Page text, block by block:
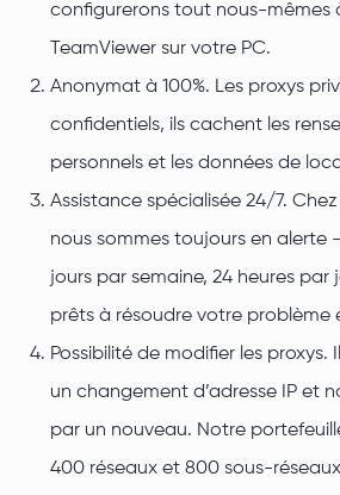
configurerons tout nous-mêmes
TeamViewer sur votre PC.
Anonymat à 100%. Les proxys
confidentiels, ils cachent les
personnels et les données de
Assistance spécialisée 24/7. Chez
nous sommes toujours en alerte
jours par semaine, 24 heures par
prêts à résoudre votre problème
Possibilité de modifier les proxys.
un changement d’adresse IP et
par un nouveau. Notre
400 réseaux et 800 sous-